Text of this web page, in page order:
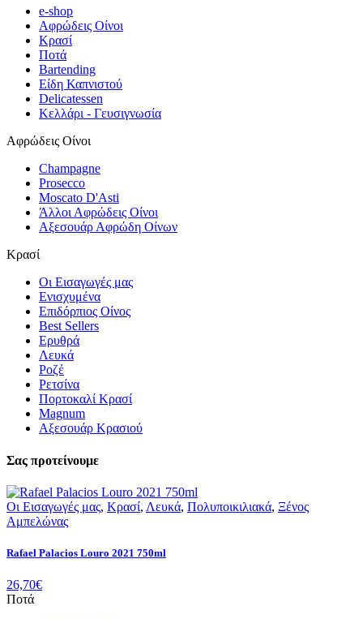
e-shop
Αφρώδεις Οίνοι
Κρασί
Ποτά
Bartending
Είδη Καπνιστού
Delicatessen
Κελλάρι - Γευσιγνωσία
Αφρώδεις Οίνοι
Champagne
Prosecco
Moscato D'Asti
Άλλοι Αφρώδεις Οίνοι
Αξεσουάρ Αφρώδη Οίνων
Κρασί
Οι Εισαγωγές μας
Ενισχυμένα
Επιδόρπιος Οίνος
Best Sellers
Ερυθρά
Λευκά
Ροζέ
Ρετσίνα
Πορτοκαλί Κρασί
Magnum
Αξεσουάρ Κρασιού
Σας προτείνουμε
Οι Εισαγωγές μας, Κρασί, Λευκά, Πολυποικιλιακά, Ξένος
Αμπελώνας
Rafael Palacios Louro 2021 750ml
26,70€
Ποτά